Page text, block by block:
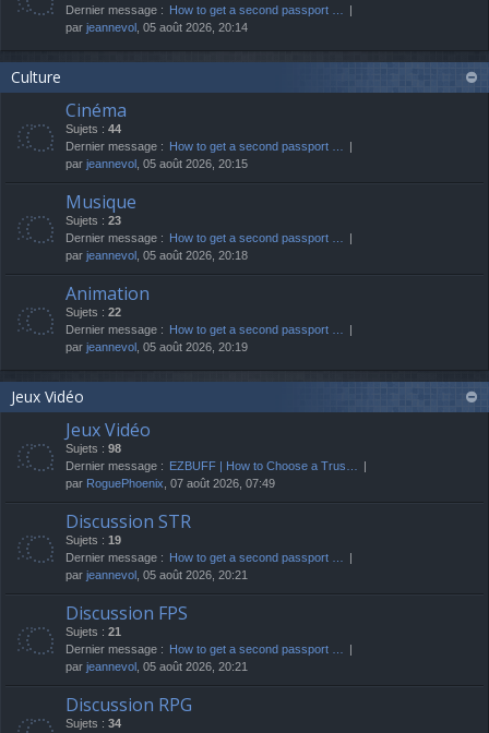
Dernier message : How to get a second passport …
par jeannevol , 05 août 2026, 20:14
Culture
Cinéma
Sujets : 44
Dernier message : How to get a second passport …
par jeannevol , 05 août 2026, 20:15
Musique
Sujets : 23
Dernier message : How to get a second passport …
par jeannevol , 05 août 2026, 20:18
Animation
Sujets : 22
Dernier message : How to get a second passport …
par jeannevol , 05 août 2026, 20:19
Jeux Vidéo
Jeux Vidéo
Sujets : 98
Dernier message : EZBUFF | How to Choose a Trus…
par RoguePhoenix , 07 août 2026, 07:49
Discussion STR
Sujets : 19
Dernier message : How to get a second passport …
par jeannevol , 05 août 2026, 20:21
Discussion FPS
Sujets : 21
Dernier message : How to get a second passport …
par jeannevol , 05 août 2026, 20:21
Discussion RPG
Sujets : 34